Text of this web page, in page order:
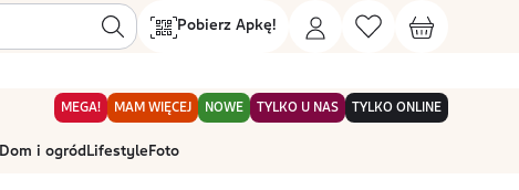
Pobierz Apkę!
MEGA! MAM WIĘCEJ NOWE TYLKO U NAS TYLKO ONLINE
Dom i ogród Lifestyle Foto